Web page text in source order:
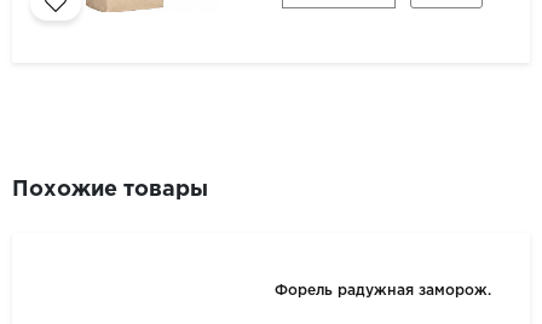
Похожие товары
Форель радужная заморож.